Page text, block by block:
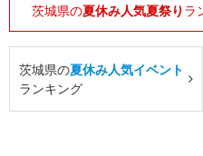
茨城県の夏休み人気夏祭り ラ
茨城県の夏休み人気イベント
ランキング